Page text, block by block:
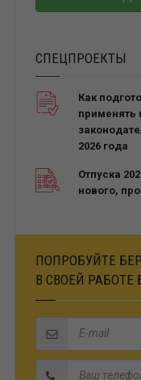
СПЕЦПРОЕКТЫ
Как
2026 года
Отпуска
нового,
ПОПРОБУЙТЕ
В СВОЕЙ РАБОТЕ